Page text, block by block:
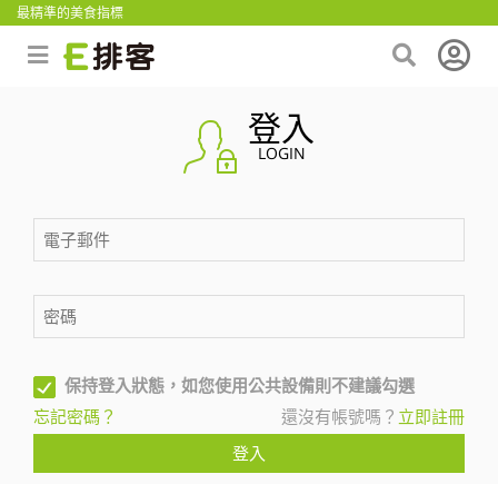
最精準的美食指標
登入
LOGIN
保持登入狀態，如您使用公共設備則不建議勾選
忘記密碼？
還沒有帳號嗎？ 立即註冊
登入